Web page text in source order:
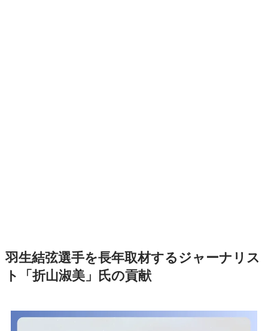
羽生結弦選手を長年取材するジャーナリス
ト「折山淑美」氏の貢献